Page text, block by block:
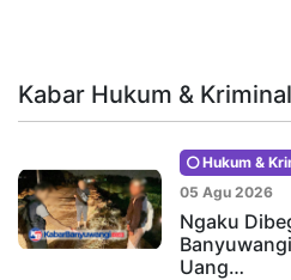
Kabar Hukum & Kriminal
Hukum &
05 Agu 2026
Ngaku
Uang…